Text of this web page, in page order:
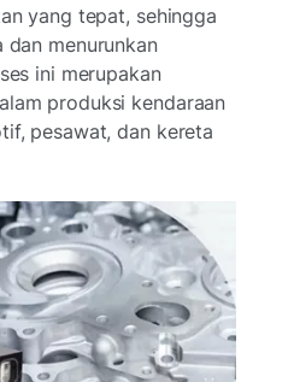
yang tepat, sehingga
dan menurunkan
ini merupakan
produksi kendaraan
pesawat, dan kereta